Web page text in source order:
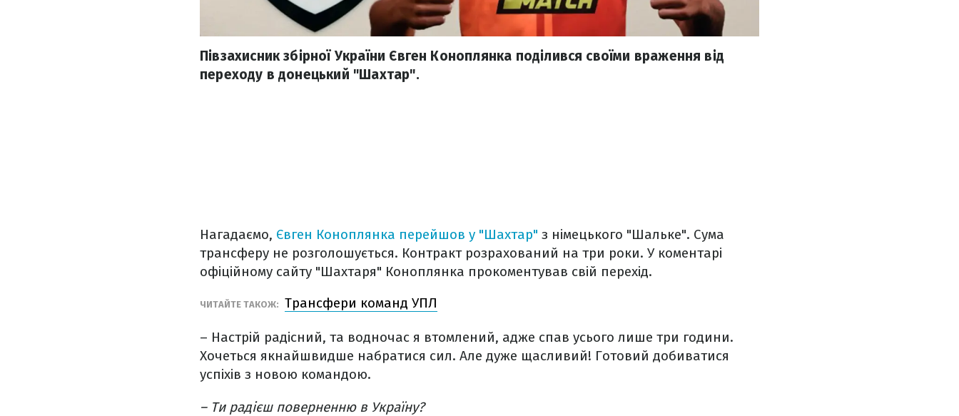
Півзахисник збірної України Євген Коноплянка поділився своїми враження від
переходу в донецький "Шахтар".
Нагадаємо, Євген Коноплянка перейшов у "Шахтар" з німецького "Шальке". Сума
трансферу не розголошується. Контракт розрахований на три роки. У коментарі
офіційному сайту "Шахтаря" Коноплянка прокоментував свій перехід.
ЧИТАЙТЕ ТАКОЖ: Трансфери команд УПЛ
– Настрій радісний, та водночас я втомлений, адже спав усього лише три години.
Хочеться якнайшвидше набратися сил. Але дуже щасливий! Готовий добиватися
успіхів з новою командою.
– Ти радієш поверненню в Україну?